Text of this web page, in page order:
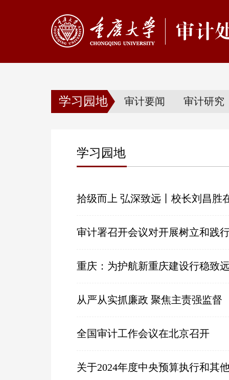
学习园地 审计要闻 审计研究
学习园地
拾级而上 弘深致远丨校长刘昌胜
审计署召开会议对开展树立和践
重庆：为护航新重庆建设行稳致
从严从实抓廉政 聚焦主责强监督
全国审计工作会议在北京召开
关于2024年度中央预算执行和其